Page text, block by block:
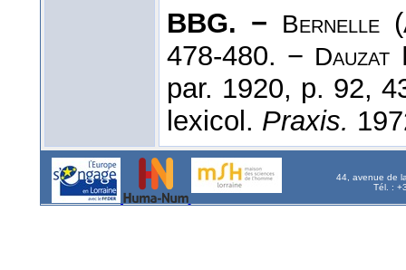
BBG. −
Bernelle
478-480. − Dauzat
par. 1920, p. 92,
lexicol. Praxis.
44, avenue de
Tél. :